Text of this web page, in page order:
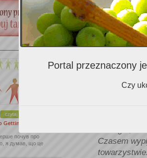
czytaj więcej...
Getting Started With
почув про
я думав, що це
Warszawie i
które było
inne wina
pierwszy
Warszawie i
w 3
degustować
Czasem
Portal przeznaczony
Czy